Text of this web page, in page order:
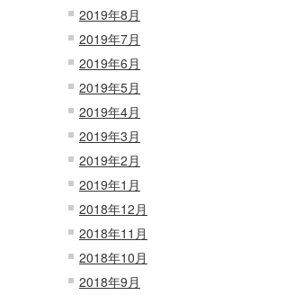
2019年8月
2019年7月
2019年6月
2019年5月
2019年4月
2019年3月
2019年2月
2019年1月
2018年12月
2018年11月
2018年10月
2018年9月